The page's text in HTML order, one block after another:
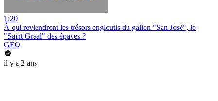
1:20
À qui reviendront les trésors engloutis du galion "San José", le
"Saint Graal" des épaves ?
GEO
il y a 2 ans